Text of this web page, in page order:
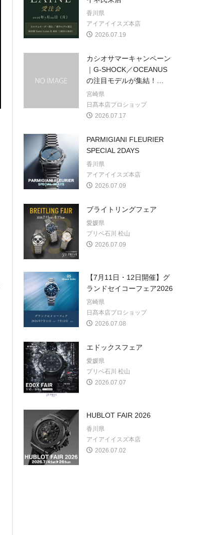
香川県
アイアイイスズ本店
2026.07.19
カシオサマーキャンペーン
｜G-SHOCK／OCEANUS
の注目モデルが集結！ …
宮崎県
日髙本店プロショップ
2026.07.17
PARMIGIANI FLEURIER
SPECIAL 2DAYS
香川県
アイアイイスズ本店
2026.07.09
ブライトリングフェア
愛媛県
プリベ石川 松山
2026.07.09
【7月11日・12日開催】グ
ランドセイコーフェア2026
宮崎県
日髙本店プロショップ
2026.07.08
エドックスフェア
愛媛県
プリベ石川 松山
2026.07.07
HUBLOT FAIR 2026
香川県
アイアイイスズ本店
2026.07.02